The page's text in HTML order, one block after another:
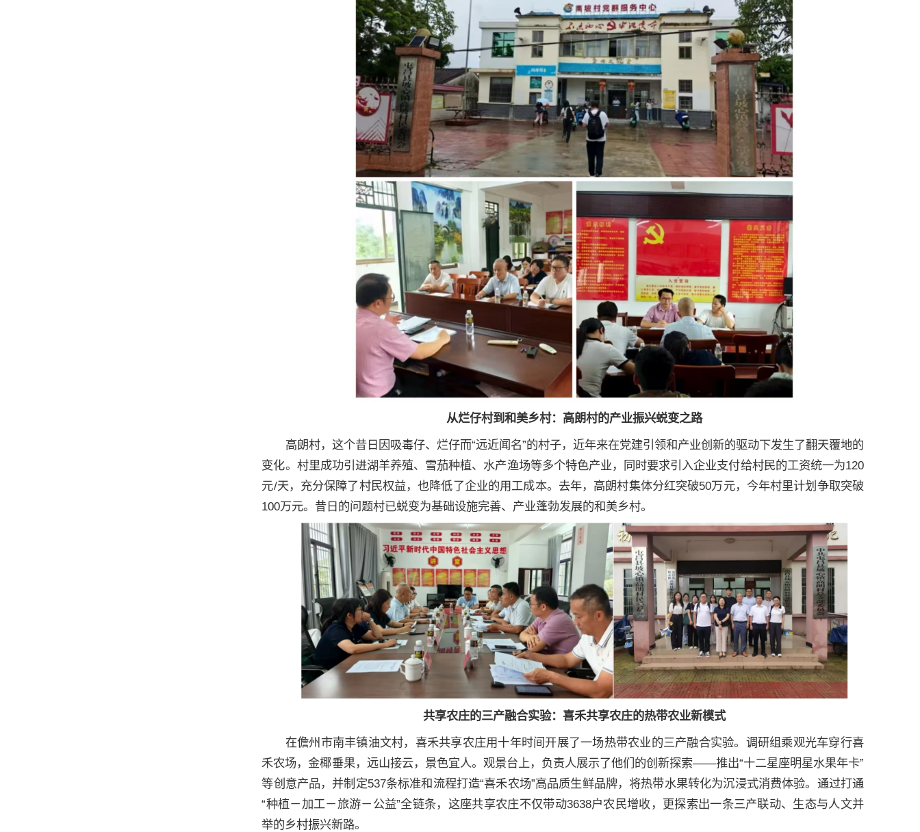
从烂仔村到和美乡村：高朗村的产业振兴蜕变之路
高朗村，这个昔日因吸毒仔、烂仔而“远近闻名”的村子，近年来在党建引领和产业创新的驱动下发生了翻天覆地的
变化。村里成功引进湖羊养殖、雪茄种植、水产渔场等多个特色产业，同时要求引入企业支付给村民的工资统一为120
元/天，充分保障了村民权益，也降低了企业的用工成本。去年，高朗村集体分红突破50万元，今年村里计划争取突破
100万元。昔日的问题村已蜕变为基础设施完善、产业蓬勃发展的和美乡村。
共享农庄的三产融合实验：喜禾共享农庄的热带农业新模式
在儋州市南丰镇油文村，喜禾共享农庄用十年时间开展了一场热带农业的三产融合实验。调研组乘观光车穿行喜
禾农场，金椰垂果，远山接云，景色宜人。观景台上，负责人展示了他们的创新探索——推出“十二星座明星水果年卡”
等创意产品，并制定537条标准和流程打造“喜禾农场”高品质生鲜品牌，将热带水果转化为沉浸式消费体验。通过打通
“种植－加工－旅游－公益”全链条，这座共享农庄不仅带动3638户农民增收，更探索出一条三产联动、生态与人文并
举的乡村振兴新路。